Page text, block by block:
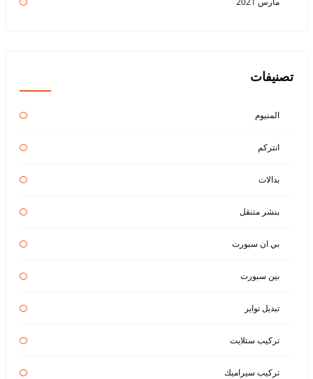
تصنيفات
المنيوم
انتركم
بدالات
بنشر متنقل
بي ان سبورت
بين سبورت
تبديل تواير
تركيب ستلايت
تركيب سيراميك